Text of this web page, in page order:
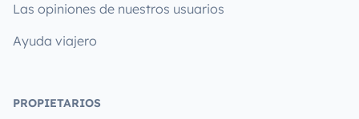
Las opiniones de nuestros usuarios
Ayuda viajero
PROPIETARIOS